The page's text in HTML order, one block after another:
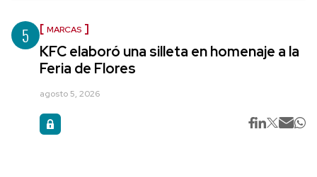
5 MARCAS
KFC elaboró una silleta en homenaje a la
Feria de Flores
agosto 5, 2026